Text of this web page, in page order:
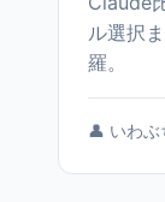
ル選択
羅。
👤 いわぶ